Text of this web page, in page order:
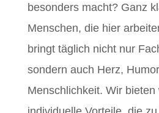
besonders macht? Ganz
Menschen, die hier
bringt täglich nicht nur
sondern auch Herz,
Menschlichkeit. Wir bieten